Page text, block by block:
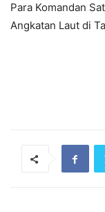
Para Komandan
Angkatan Laut di